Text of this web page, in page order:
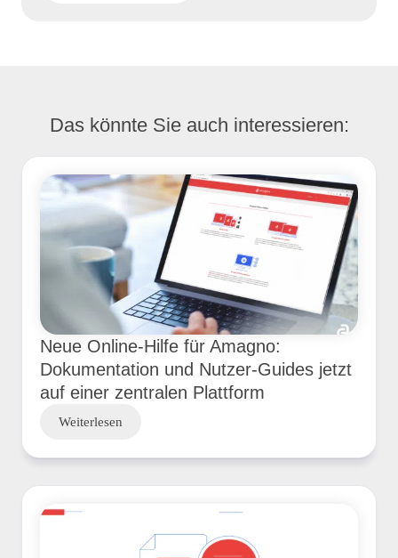
Das könnte Sie auch interessieren:
Neue Online-Hilfe für Amagno:
Dokumentation und Nutzer-Guides jetzt
auf einer zentralen Plattform
Weiterlesen